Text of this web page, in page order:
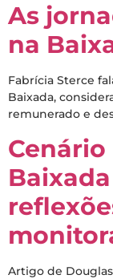
As
na
Fabrícia Sterce
Baixada,
remunerado e
Artigo de